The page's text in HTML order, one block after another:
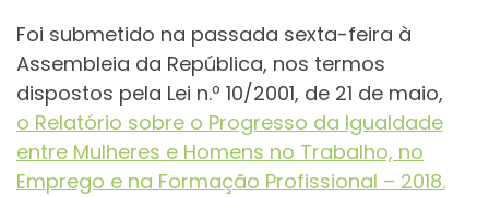
Foi submetido na passada sexta-feira à
Assembleia da República, nos termos
dispostos pela Lei n.º 10/2001, de 21 de maio,
o Relatório sobre o Progresso da Igualdade
entre Mulheres e Homens no Trabalho, no
Emprego e na Formação Profissional – 2018.